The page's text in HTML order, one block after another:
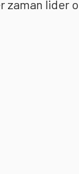
lider